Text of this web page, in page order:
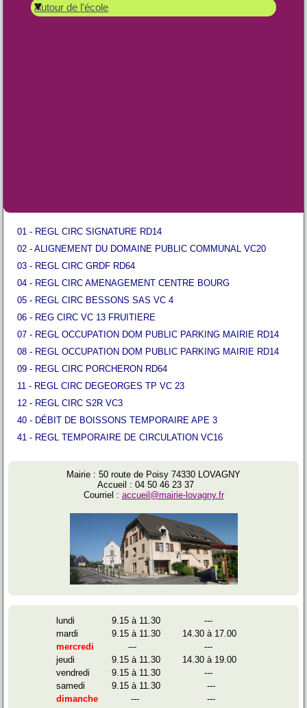
Autour de l'école
01 - REGL CIRC SIGNATURE RD14
02 - ALIGNEMENT DU DOMAINE PUBLIC COMMUNAL VC20
03 - REGL CIRC GRDF RD64
04 - REGL CIRC AMENAGEMENT CENTRE BOURG
05 - REGL CIRC BESSONS SAS VC 4
06 - REG CIRC VC 13 FRUITIERE
07 - REGL OCCUPATION DOM PUBLIC PARKING MAIRIE RD14
08 - REGL OCCUPATION DOM PUBLIC PARKING MAIRIE RD14
09 - REGL CIRC PORCHERON RD64
11 - REGL CIRC DEGEORGES TP VC 23
12 - REGL CIRC S2R VC3
40 - DÉBIT DE BOISSONS TEMPORAIRE APE 3
41 - REGL TEMPORAIRE DE CIRCULATION VC16
Mairie : 50 route de Poisy 74330 LOVAGNY
Accueil : 04 50 46 23 37
Courriel : accueil@mairie-lovagny.fr
lundi 9.15 à 11.30
---
mardi
9.15 à 11.30
14.30 à 17.00
mercredi
---
---
jeudi
9.15 à 11.30
14.30 à 19.00
vendredi
9.15 à 11.30
---
samedi
9.15 à 11.30
---
dimanche
--- ---